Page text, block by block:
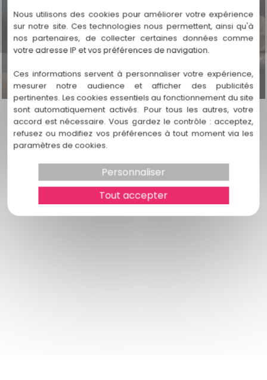
Les avantages du divorce par
consentement mutuel
Nous utilisons des cookies pour améliorer votre expérience
sur notre site. Ces technologies nous permettent, ainsi qu'à
nos partenaires, de collecter certaines données comme
votre adresse IP et vos préférences de navigation.
Ces informations servent à personnaliser votre expérience,
mesurer notre audience et afficher des publicités
pertinentes. Les cookies essentiels au fonctionnement du site
sont automatiquement activés. Pour tous les autres, votre
accord est nécessaire. Vous gardez le contrôle : acceptez,
refusez ou modifiez vos préférences à tout moment via les
paramètres de cookies.
Tout accepter
Personnaliser